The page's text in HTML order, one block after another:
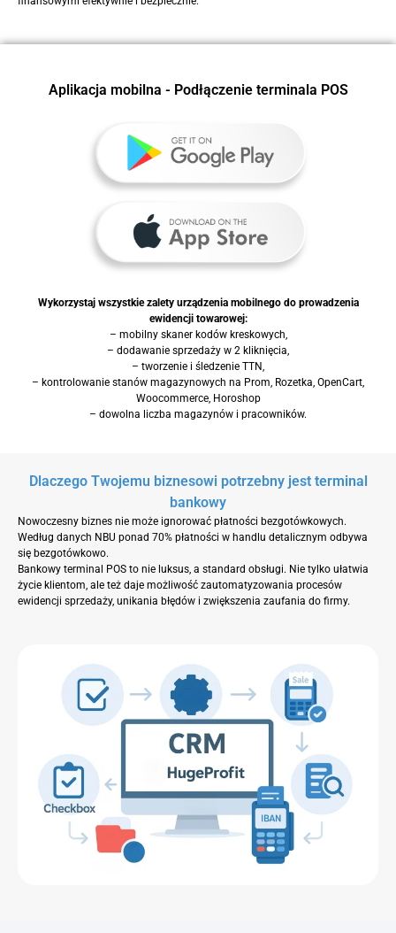
Aplikacja mobilna - Podłączenie terminala POS
Wykorzystaj wszystkie zalety urządzenia mobilnego do prowadzenia
ewidencji towarowej:
– mobilny skaner kodów kreskowych,
– dodawanie sprzedaży w 2 kliknięcia,
– tworzenie i śledzenie TTN,
– kontrolowanie stanów magazynowych na Prom, Rozetka, OpenCart,
Woocommerce, Horoshop
– dowolna liczba magazynów i pracowników.
Dlaczego Twojemu biznesowi potrzebny jest terminal
bankowy
Nowoczesny biznes nie może ignorować płatności bezgotówkowych.
Według danych NBU ponad 70% płatności w handlu detalicznym odbywa
się bezgotówkowo.
Bankowy terminal POS to nie luksus, a standard obsługi. Nie tylko ułatwia
życie klientom, ale też daje możliwość zautomatyzowania procesów
ewidencji sprzedaży, unikania błędów i zwiększenia zaufania do firmy.